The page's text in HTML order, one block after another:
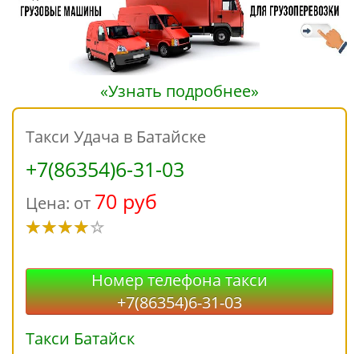
«Узнать подробнее»
Такси Удача в Батайске
+7(86354)6-31-03
Цена: от 70 руб
Номер телефона такси
+7(86354)6-31-03
Такси Батайск